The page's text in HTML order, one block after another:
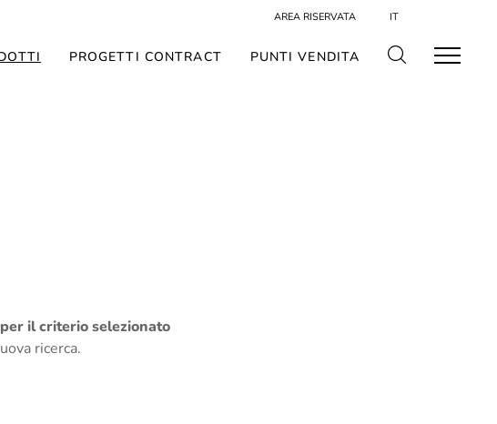
AREA RISERVATA IT
PROGETTI CONTRACT PUNTI VENDITA
il criterio selezionato
ricerca.